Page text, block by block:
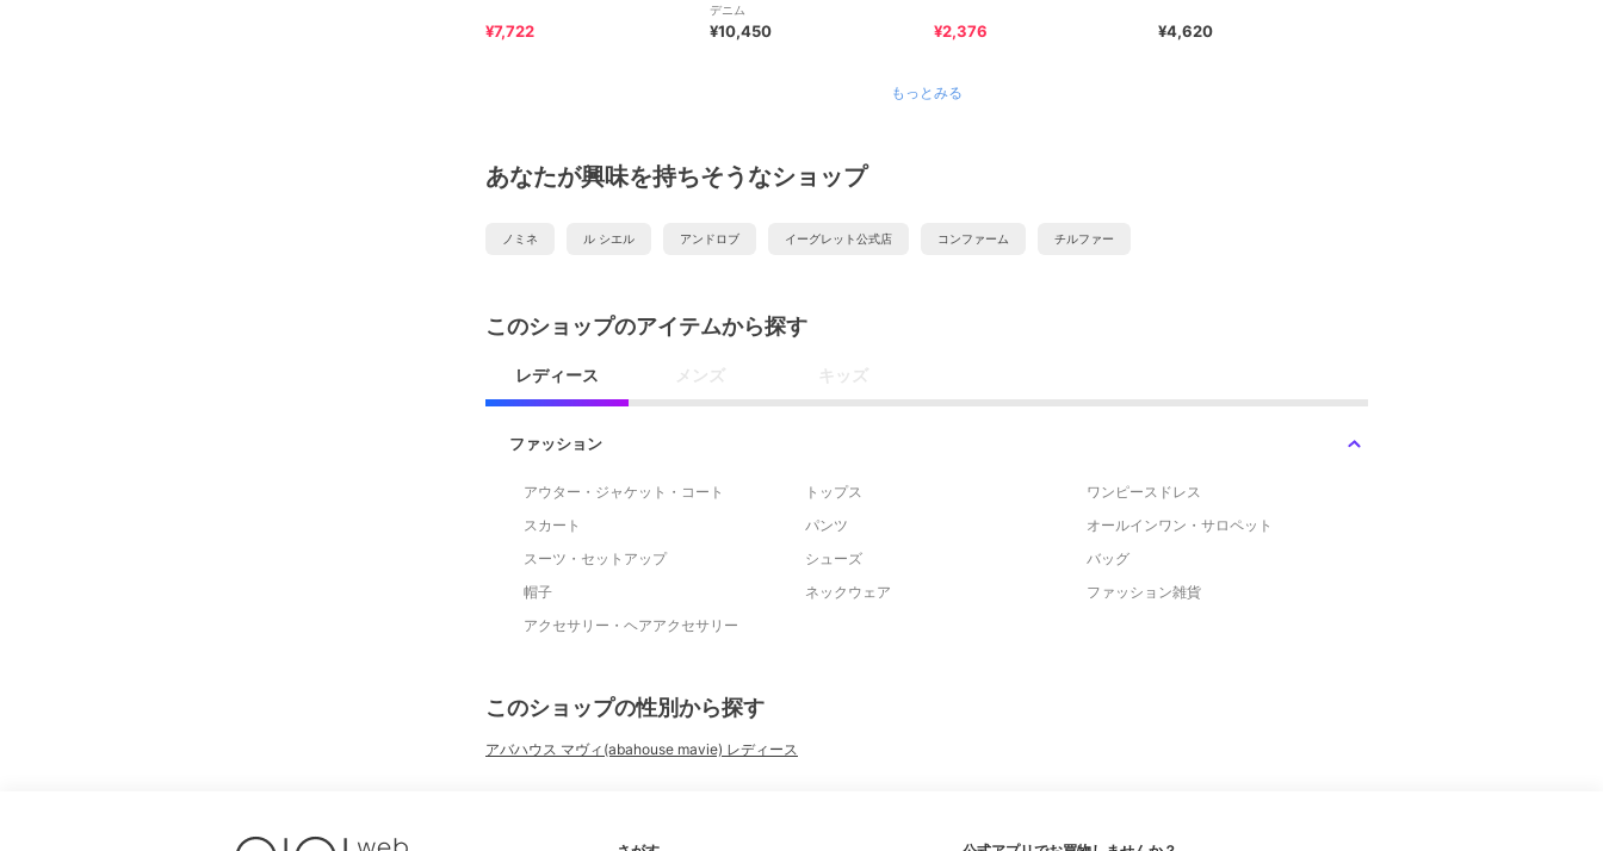
¥7,722
デニム
¥10,450 ¥2,376 ¥4,620
もっとみる
あなたが興味を持ちそうなショップ
ノミネ ル シエル アンドロブ イーグレット公式店 コンファーム チルファー
このショップのアイテムから探す
レディース メンズ キッズ
ファッション
アウター・ジャケット・コート トップス
ワンピースドレス
スカート
パンツ
オールインワン・サロペット
スーツ・セットアップ
シューズ
バッグ
帽子
ネックウェア
ファッション雑貨
アクセサリー・ヘアアクセサリー
このショップの性別から探す
アバハウス マヴィ(abahouse mavie) レディース